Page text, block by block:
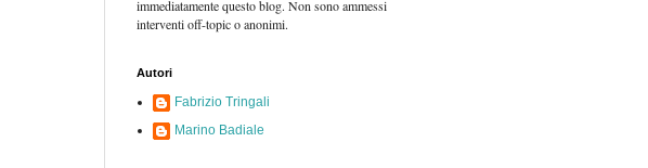
immediatamente questo blog. Non sono ammessi
interventi off-topic o anonimi.
Autori
Fabrizio Tringali
Marino Badiale